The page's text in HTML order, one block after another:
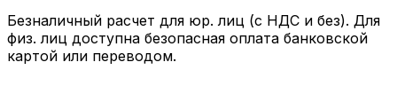
Безналичный расчет для юр. лиц (с НДС и без). Для
физ. лиц доступна безопасная оплата банковской
картой или переводом.